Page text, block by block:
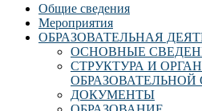
Общие сведения
Мероприятия
ОБРАЗОВАТЕЛЬНАЯ
ОСНОВНЫЕ
СТРУКТУРА И
ОБРАЗОВАТЕЛЬНОЙ
ДОКУМЕНТЫ